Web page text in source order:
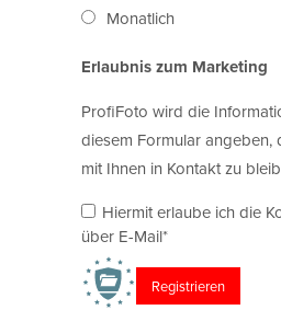
Monatlich
Erlaubnis zum Marketing
ProfiFoto wird die
diesem Formular angeben,
mit Ihnen in Kontakt zu
Hiermit erlaube ich die
über E-Mail*